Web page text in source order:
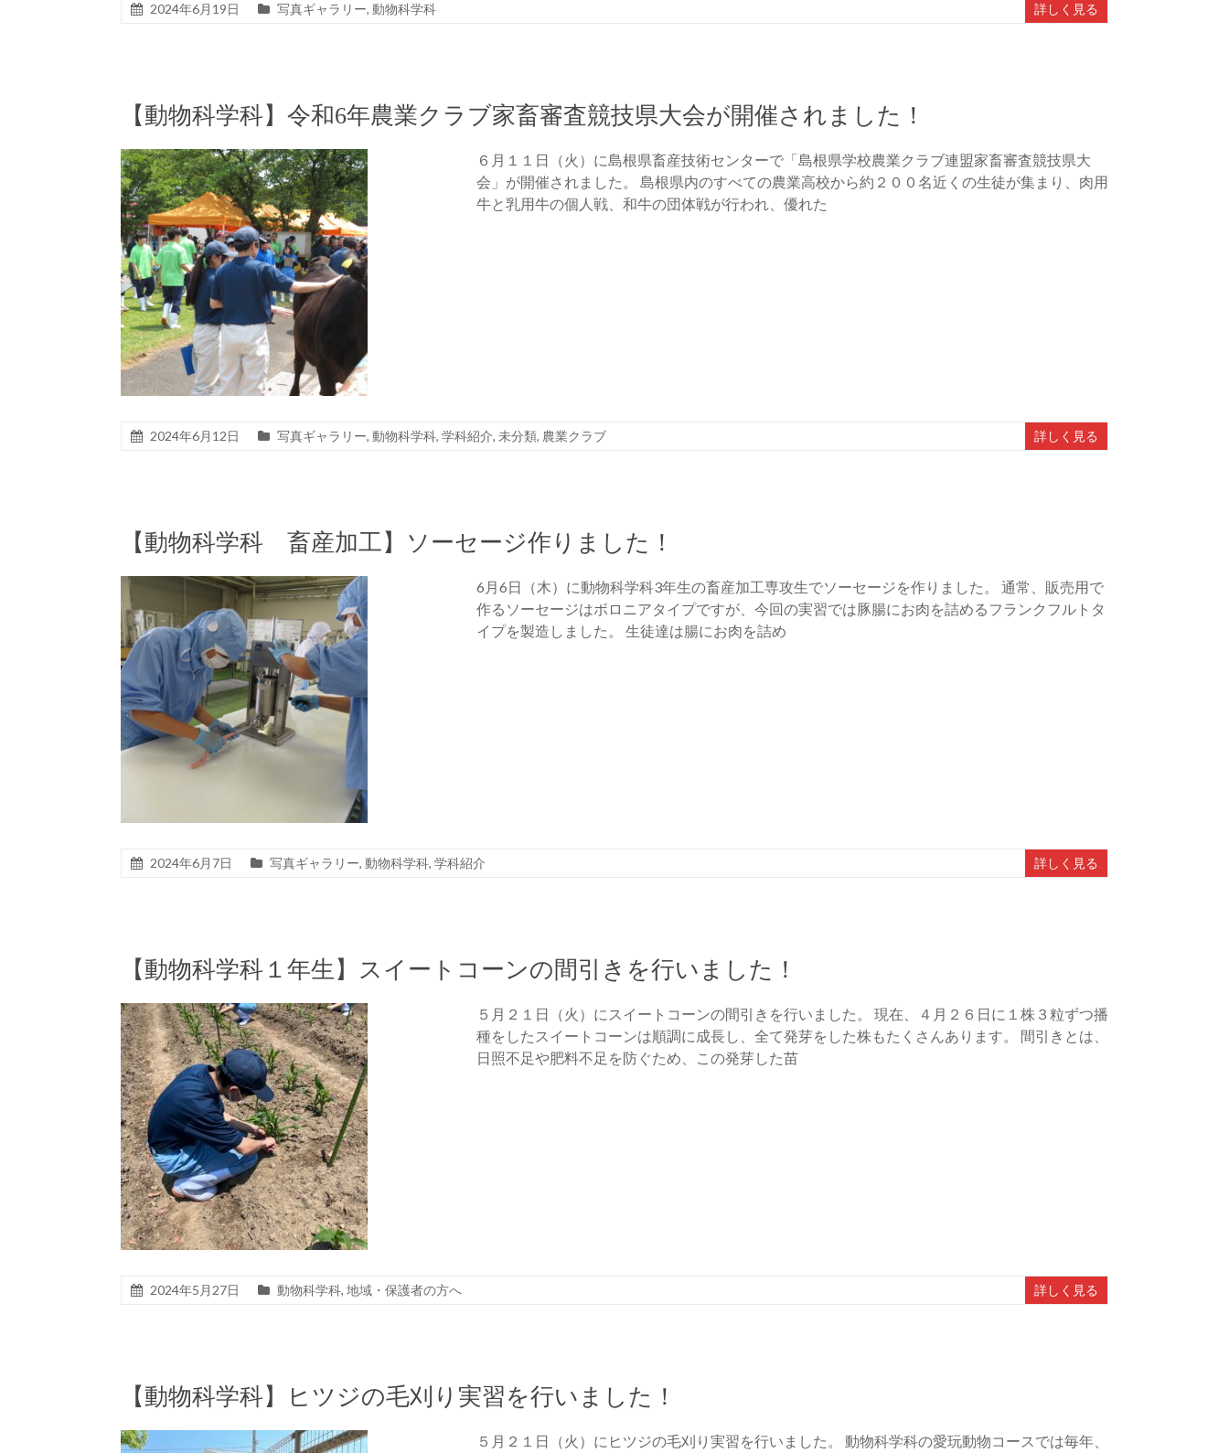
2024年6月19日 写真ギャラリー, 動物科学科 詳しく見る
【動物科学科】令和6年農業クラブ家畜審査競技県大会が開催されました！
６月１１日（火）に島根県畜産技術センターで「島根県学校農業クラブ連盟家畜審査競技県大
会」が開催されました。 島根県内のすべての農業高校から約２００名近くの生徒が集まり、肉用
牛と乳用牛の個人戦、和牛の団体戦が行われ、優れた
2024年6月12日 写真ギャラリー, 動物科学科, 学科紹介, 未分類, 農業クラブ 詳しく見る
【動物科学科 畜産加工】ソーセージ作りました！
6月6日（木）に動物科学科3年生の畜産加工専攻生でソーセージを作りました。 通常、販売用で
作るソーセージはボロニアタイプですが、今回の実習では豚腸にお肉を詰めるフランクフルトタ
イプを製造しました。 生徒達は腸にお肉を詰め
2024年6月7日 写真ギャラリー, 動物科学科, 学科紹介 詳しく見る
【動物科学科１年生】スイートコーンの間引きを行いました！
５月２１日（火）にスイートコーンの間引きを行いました。 現在、４月２６日に１株３粒ずつ播
種をしたスイートコーンは順調に成長し、全て発芽をした株もたくさんあります。 間引きとは、
日照不足や肥料不足を防ぐため、この発芽した苗
2024年5月27日 動物科学科, 地域・保護者の方へ 詳しく見る
【動物科学科】ヒツジの毛刈り実習を行いました！
５月２１日（火）にヒツジの毛刈り実習を行いました。 動物科学科の愛玩動物コースでは毎年、